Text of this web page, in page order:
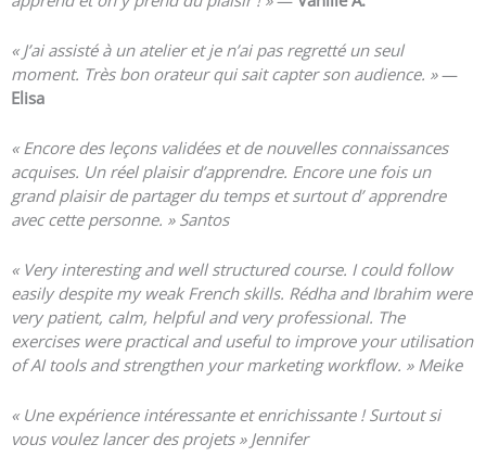
« J’ai assisté à un atelier et je n’ai pas regretté un seul
moment. Très bon orateur qui sait capter son audience. »—
Elisa
« Encore des leçons validées et de nouvelles connaissances
acquises. Un réel plaisir d’apprendre. Encore une fois un
grand plaisir de partager du temps et surtout d’ apprendre
avec cette personne. » Santos
« Very interesting and well structured course. I could follow
easily despite my weak French skills. Rédha and Ibrahim were
very patient, calm, helpful and very professional. The
exercises were practical and useful to improve your utilisation
of AI tools and strengthen your marketing workflow. » Meike
« Une expérience intéressante et enrichissante ! Surtout si
vous voulez lancer des projets » Jennifer